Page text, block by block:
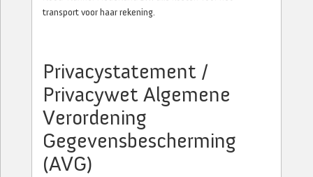
transport voor haar rekening.
Privacystatement /
Privacywet Algemene
Verordening
Gegevensbescherming
(AVG)